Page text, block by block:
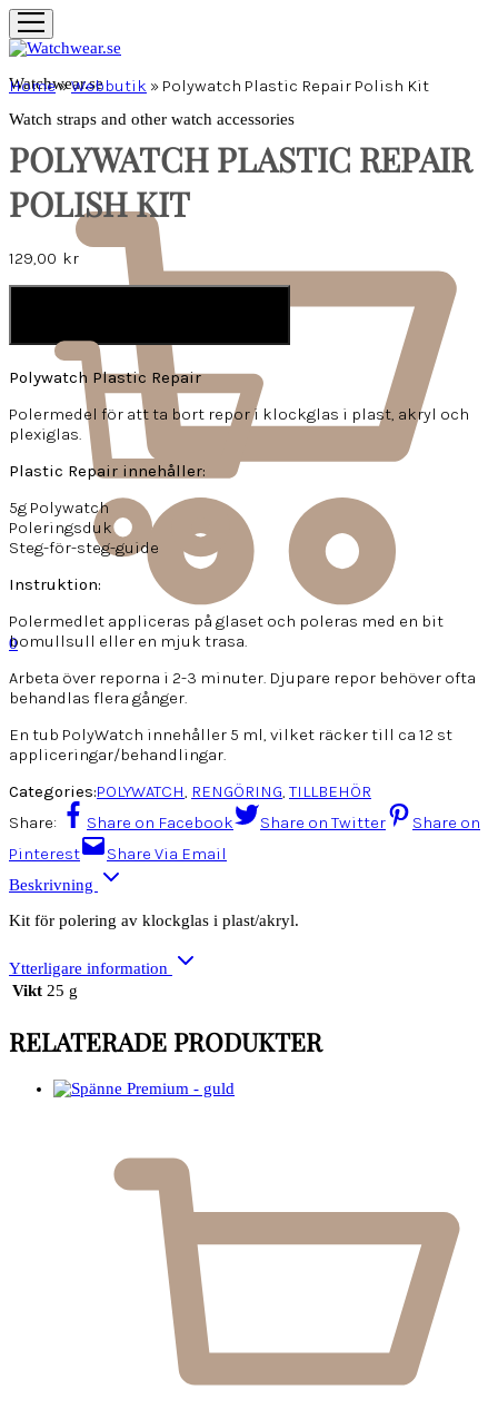
Watchwear.se
Watch straps and other watch accessories
0
Home»Webbutik » Polywatch Plastic Repair Polish Kit
POLYWATCH PLASTIC REPAIR
POLISH KIT
129,00 kr
Polywatch Plastic Repair
Polermedel för att ta bort repor i klockglas i plast, akryl och
plexiglas.
Plastic Repair innehåller:
5g Polywatch
Poleringsduk
Steg-för-steg-guide
Instruktion:
Polermedlet appliceras på glaset och poleras med en bit
bomullsull eller en mjuk trasa.
Arbeta över reporna i 2-3 minuter. Djupare repor behöver ofta
behandlas flera gånger.
En tub PolyWatch innehåller 5 ml, vilket räcker till ca 12 st
appliceringar/behandlingar.
Categories:POLYWATCH, RENGÖRING, TILLBEHÖR
Share:
Share on Facebook Share on Twitter
Share on
Pinterest
Share Via Email
Beskrivning
Kit för polering av klockglas i plast/akryl.
Ytterligare information
Vikt 25 g
RELATERADE PRODUKTER